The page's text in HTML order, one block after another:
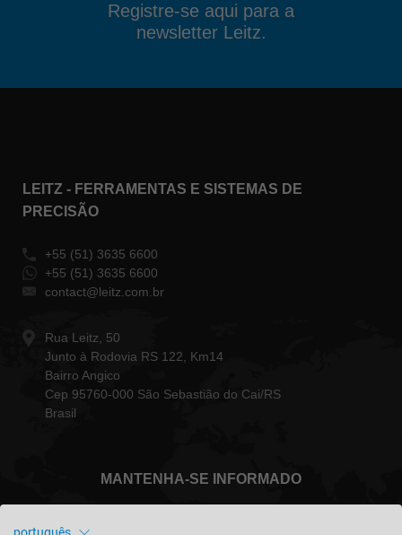
Registre-se aqui para a
newsletter Leitz.
LEITZ - FERRAMENTAS E SISTEMAS DE
PRECISÃO
+55 (51) 3635 6600
+55 (51) 3635 6600
contact@leitz.com.br
Rua Leitz, 50
Junto à Rodovia RS 122, Km14
Bairro Angico
Cep 95760-000 São Sebastião do Cai/RS
Brasil
MANTENHA-SE INFORMADO
português